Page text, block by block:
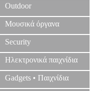
Outdoor
Μουσικά όργανα
Security
Ηλεκτρονικά παιχνίδια
Gadgets • Παιχνίδια